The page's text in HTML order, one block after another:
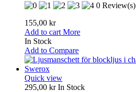
0 Review(s)
155,00 kr
Add to cart More
In Stock
Add to Compare
Quick view
295,00 krIn Stock